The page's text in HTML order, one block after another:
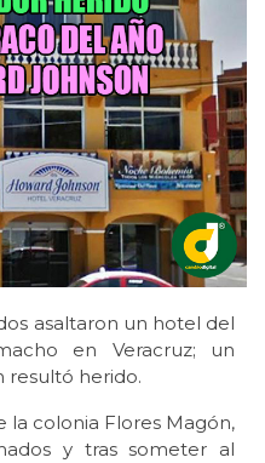
asaltaron un hotel del
en Veracruz; un
resultó herido.
la colonia Flores Magón,
y tras someter al